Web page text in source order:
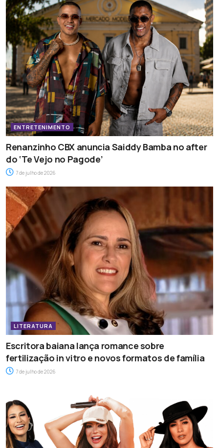
ENTRETENIMENTO
Renanzinho CBX anuncia Saiddy Bamba no after
do ‘Te Vejo no Pagode’
7 de julho de 2026
LITERATURA
Escritora baiana lança romance sobre
fertilização in vitro e novos formatos de família
7 de julho de 2026